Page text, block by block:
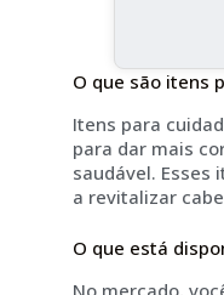
O que são itens
Itens para
para dar mais
saudável.
a revitalizar
O que está
No mercado,